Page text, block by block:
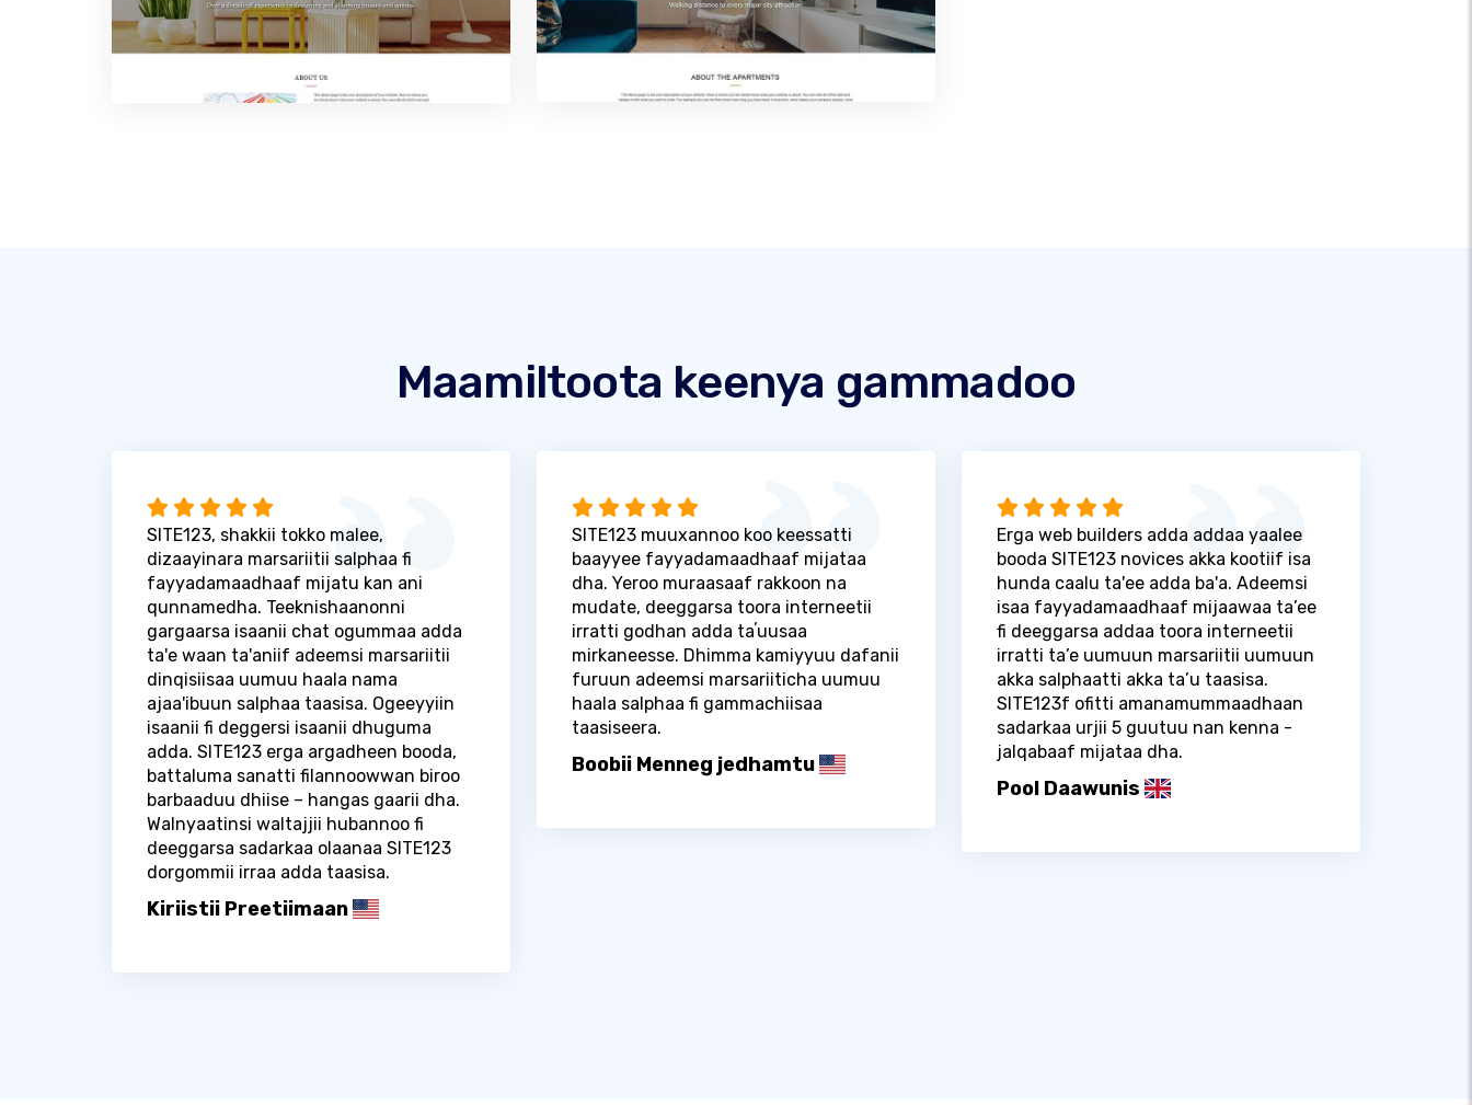
Maamiltoota keenya gammadoo
SITE123, shakkii tokko malee,
dizaayinara marsariitii salphaa fi
fayyadamaadhaaf mijatu kan ani
qunnamedha. Teeknishaanonni
gargaarsa isaanii chat ogummaa adda
ta'e waan ta'aniif adeemsi marsariitii
dinqisiisaa uumuu haala nama
ajaa'ibuun salphaa taasisa. Ogeeyyiin
isaanii fi deggersi isaanii dhuguma
adda. SITE123 erga argadheen booda,
battaluma sanatti filannoowwan biroo
barbaaduu dhiise – hangas gaarii dha.
Walnyaatinsi waltajjii hubannoo fi
deeggarsa sadarkaa olaanaa SITE123
dorgommii irraa adda taasisa.
Kiriistii Preetiimaan
SITE123 muuxannoo koo keessatti
baayyee fayyadamaadhaaf mijataa
dha. Yeroo muraasaaf rakkoon na
mudate, deeggarsa toora interneetii
irratti godhan adda taʼuusaa
mirkaneesse. Dhimma kamiyyuu dafanii
furuun adeemsi marsariiticha uumuu
haala salphaa fi gammachiisaa
taasiseera.
Boobii Menneg jedhamtu
Erga web builders adda addaa yaalee
booda SITE123 novices akka kootiif isa
hunda caalu ta'ee adda ba'a. Adeemsi
isaa fayyadamaadhaaf mijaawaa ta’ee
fi deeggarsa addaa toora interneetii
irratti ta’e uumuun marsariitii uumuun
akka salphaatti akka ta’u taasisa.
SITE123f ofitti amanamummaadhaan
sadarkaa urjii 5 guutuu nan kenna -
jalqabaaf mijataa dha.
Pool Daawunis